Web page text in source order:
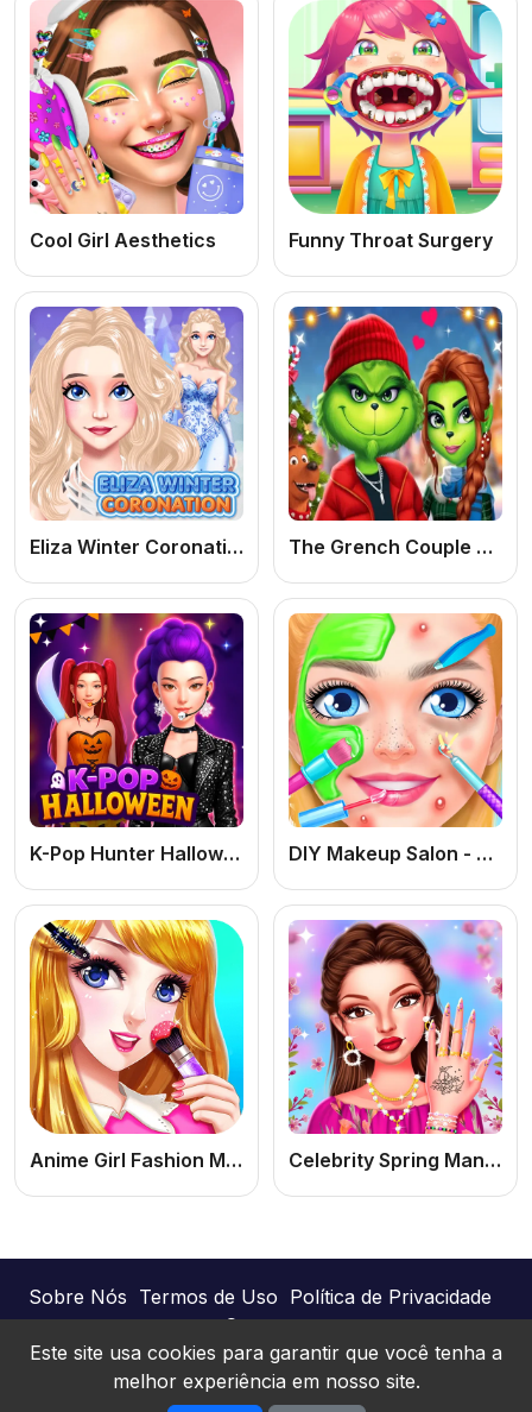
Cool Girl Aesthetics Funny Throat Surgery
Eliza Winter Coronation The Grench Couple Holiday Dress up
K-Pop Hunter Halloween Fashion: Jogo de Meninas Online Grátis de Moda e Vestir DIY Makeup Salon - SPA Makeover Studio
Anime Girl Fashion Make Up Celebrity Spring Manicure Design
Sobre Nós Termos de Uso Política de Privacidade
Contato
Joguinhos Online © 2026. Todos os direitos
Este site usa cookies para garantir que você tenha a
melhor experiência em nosso site.